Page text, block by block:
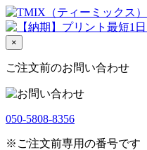
×
ご注文前のお問い合わせ
050-5808-8356
※ ご注文前専用の番号です